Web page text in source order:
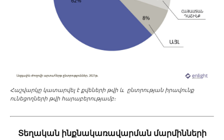
Հաշվարկը կատարվել է քվեների թվի և ընտրության իրավունք
ունեցողների թվի հարաբերությամբ։
Տեղական ինքնակառավարման մարմինների